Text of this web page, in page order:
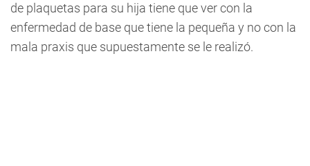
de plaquetas para su hija tiene que ver con la
enfermedad de base que tiene la pequeña y no con la
mala praxis que supuestamente se le realizó.